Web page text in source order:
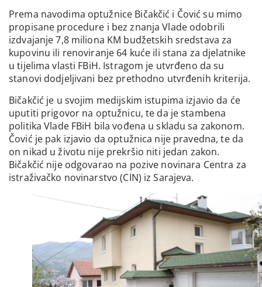
Prema navodima optužnice Bičakčić i Čović su mimo
propisane procedure i bez znanja Vlade odobrili
izdvajanje 7,8 miliona KM budžetskih sredstava za
kupovinu ili renoviranje 64 kuće ili stana za djelatnike
u tijelima vlasti FBiH. Istragom je utvrđeno da su
stanovi dodjeljivani bez prethodno utvrđenih kriterija.
Bičakčić je u svojim medijskim istupima izjavio da će
uputiti prigovor na optužnicu, te da je stambena
politika Vlade FBiH bila vođena u skladu sa zakonom.
Čović je pak izjavio da optužnica nije pravedna, te da
on nikad u životu nije prekršio niti jedan zakon.
Bičakčić nije odgovarao na pozive novinara Centra za
istraživačko novinarstvo (CIN) iz Sarajeva.